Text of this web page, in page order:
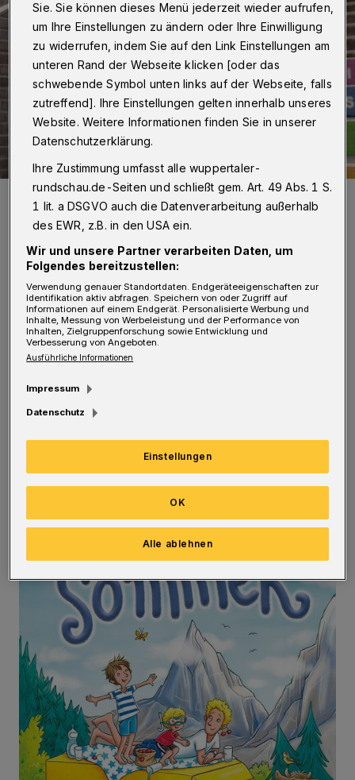
Jasmin Schaudinn.
Foto: JA!Nina Fotografie
U m 14:30 Uhr ist die Schaudinn zu Gast in
der zentralen Kinderbibliothek in
Elberfeld und liest aus ihrem Werk vor. Kinder
ab acht Jahre sind eingeladen, der Lesung zu
lauschen und danach gemeinsam zu spielen,
Sie. Sie können dieses Menü jederzeit wieder aufrufen,
um Ihre Einstellungen zu ändern oder Ihre Einwilligung
zu widerrufen, indem Sie auf den Link Einstellungen am
unteren Rand der Webseite klicken [oder das
schwebende Symbol unten links auf der Webseite, falls
zutreffend]. Ihre Einstellungen gelten innerhalb unseres
Website. Weitere Informationen finden Sie in unserer
Datenschutzerklärung.
Ihre Zustimmung umfasst alle wuppertaler-
rundschau.de-Seiten und schließt gem. Art. 49 Abs. 1 S.
1 lit. a DSGVO auch die Datenverarbeitung außerhalb
des EWR, z.B. in den USA ein.
Wir und unsere Partner verarbeiten Daten, um
Folgendes bereitzustellen:
Verwendung genauer Standortdaten. Endgeräteeigenschaften zur
Identifikation aktiv abfragen. Speichern von oder Zugriff auf
Informationen auf einem Endgerät. Personalisierte Werbung und
Inhalte, Messung von Werbeleistung und der Performance von
Inhalten, Zielgruppenforschung sowie Entwicklung und
Verbesserung von Angeboten.
Ausführliche Informationen
Impressum
Datenschutz
Einstellungen
Alle ablehnen
OK